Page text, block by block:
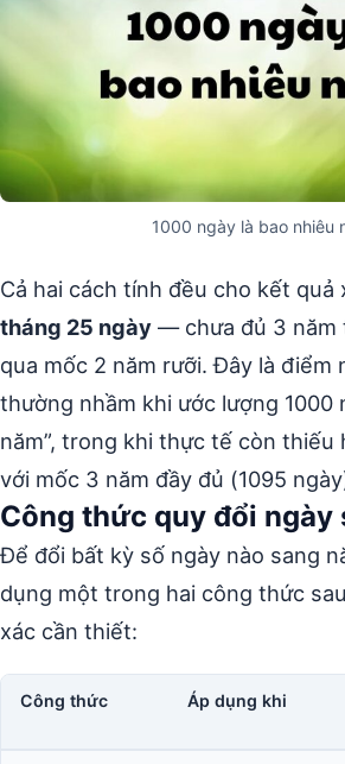
1000 ngày là bao nhiêu
Cả hai cách tính đều cho kết quả
tháng 25 ngày — chưa đủ 3 năm
qua mốc 2 năm rưỡi. Đây là điểm
thường nhầm khi ước lượng 1000
năm”, trong khi thực tế còn thiếu
với mốc 3 năm đầy đủ (1095
Công thức quy đổi ngày
Để đổi bất kỳ số ngày nào sang
dụng một trong hai công thức
xác cần thiết:
Công thức Áp dụng khi